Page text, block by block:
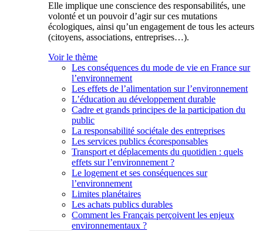
Elle implique une conscience des responsabilités, une
volonté et un pouvoir d’agir sur ces mutations
écologiques, ainsi qu’un engagement de tous les acteurs
(citoyens, associations, entreprises…).
Voir le thème
Les conséquences du mode de vie en France sur
l’environnement
Les effets de l’alimentation sur l’environnement
L’éducation au développement durable
Cadre et grands principes de la participation du
public
La responsabilité sociétale des entreprises
Les services publics écoresponsables
Transport et déplacements du quotidien : quels
effets sur l’environnement ?
Le logement et ses conséquences sur
l’environnement
Limites planétaires
Les achats publics durables
Comment les Français perçoivent les enjeux
environnementaux ?